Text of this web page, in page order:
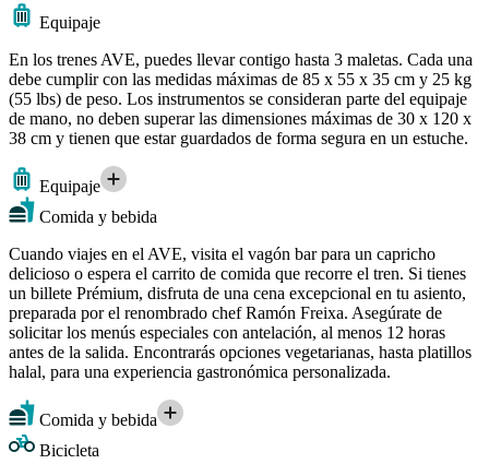
Equipaje
En los trenes AVE, puedes llevar contigo hasta 3 maletas. Cada una
debe cumplir con las medidas máximas de 85 x 55 x 35 cm y 25 kg
(55 lbs) de peso. Los instrumentos se consideran parte del equipaje
de mano, no deben superar las dimensiones máximas de 30 x 120 x
38 cm y tienen que estar guardados de forma segura en un estuche.
Equipaje
Comida y bebida
Cuando viajes en el AVE, visita el vagón bar para un capricho
delicioso o espera el carrito de comida que recorre el tren. Si tienes
un billete Prémium, disfruta de una cena excepcional en tu asiento,
preparada por el renombrado chef Ramón Freixa. Asegúrate de
solicitar los menús especiales con antelación, al menos 12 horas
antes de la salida. Encontrarás opciones vegetarianas, hasta platillos
halal, para una experiencia gastronómica personalizada.
Comida y bebida
Bicicleta